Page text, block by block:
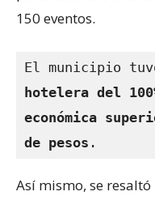
150 eventos.
El municipio
hotelera del
económica
de pesos .
Así mismo, se